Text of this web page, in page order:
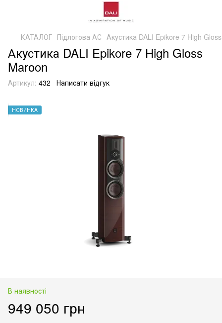
КАТАЛОГ Підлогова АС Акустика DALI Epikore 7 High
Акустика DALI Epikore 7 High Gloss
Maroon
Артикул: 432 Написати відгук
НОВИНКА
В наявності
949 050 грн